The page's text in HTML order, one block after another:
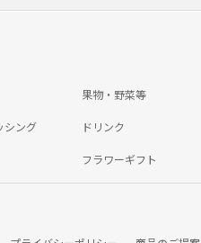
果物・野菜等
シング ドリンク
フラワーギフト